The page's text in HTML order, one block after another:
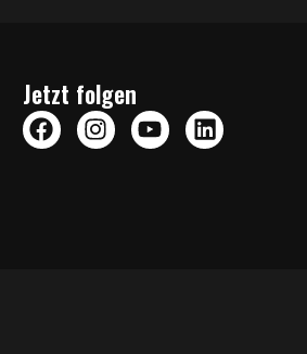
Jetzt folgen